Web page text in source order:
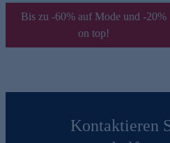
Bis zu -60% auf Mode und -20%
on top!
Kontaktieren